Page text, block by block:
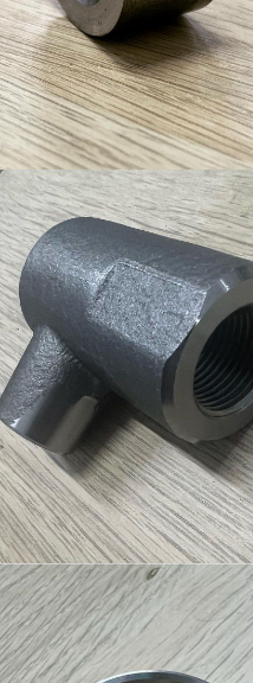
Ürün-18
Ürün-5